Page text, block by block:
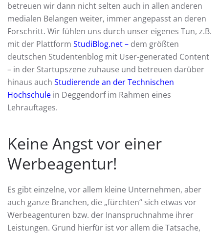
betreuen wir dann nicht selten auch in allen anderen
medialen Belangen weiter, immer angepasst an deren
Forschritt. Wir fühlen uns durch unser eigenes Tun, z.B.
mit der Plattform StudiBlog.net – dem größten
deutschen Studentenblog mit User-generated Content
– in der Startupszene zuhause und betreuen darüber
hinaus auch Studierende an der Technischen
Hochschule in Deggendorf im Rahmen eines
Lehrauftages.
Keine Angst vor einer
Werbeagentur!
Es gibt einzelne, vor allem kleine Unternehmen, aber
auch ganze Branchen, die „fürchten“ sich etwas vor
Werbeagenturen bzw. der Inanspruchnahme ihrer
Leistungen. Grund hierfür ist vor allem die Tatsache,